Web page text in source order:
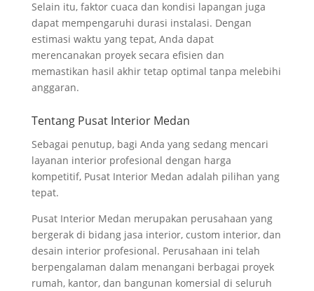
Selain itu, faktor cuaca dan kondisi lapangan juga
dapat mempengaruhi durasi instalasi. Dengan
estimasi waktu yang tepat, Anda dapat
merencanakan proyek secara efisien dan
memastikan hasil akhir tetap optimal tanpa melebihi
anggaran.
Tentang Pusat Interior Medan
Sebagai penutup, bagi Anda yang sedang mencari
layanan interior profesional dengan harga
kompetitif, Pusat Interior Medan adalah pilihan yang
tepat.
Pusat Interior Medan merupakan perusahaan yang
bergerak di bidang jasa interior, custom interior, dan
desain interior profesional. Perusahaan ini telah
berpengalaman dalam menangani berbagai proyek
rumah, kantor, dan bangunan komersial di seluruh